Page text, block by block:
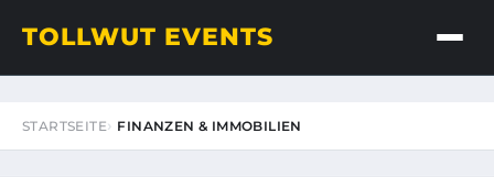
TOLLWUT EVENTS
STARTSEITE FINANZEN & IMMOBILIEN